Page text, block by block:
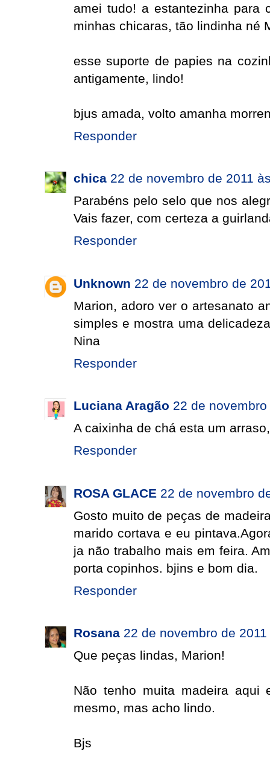
amei tudo! a estantezinha para
minhas chicaras, tão lindinha né
esse suporte de papies na
antigamente, lindo!
bjus amada, volto amanha
Responder
chica 22 de novembro de 2011
Parabéns pelo selo que nos
Vais fazer, com certeza a
Responder
Unknown 22 de novembro de
Marion, adoro ver o artesanato
simples e mostra uma
Nina
Responder
Luciana Aragão 22 de
A caixinha de chá esta um
Responder
ROSA GLACE 22 de novembro
Gosto muito de peças de
marido cortava e eu
ja não trabalho mais em feira.
porta copinhos. bjins e bom dia.
Responder
Rosana 22 de novembro de
Que peças lindas, Marion!
Não tenho muita madeira
mesmo, mas acho lindo.
Bjs